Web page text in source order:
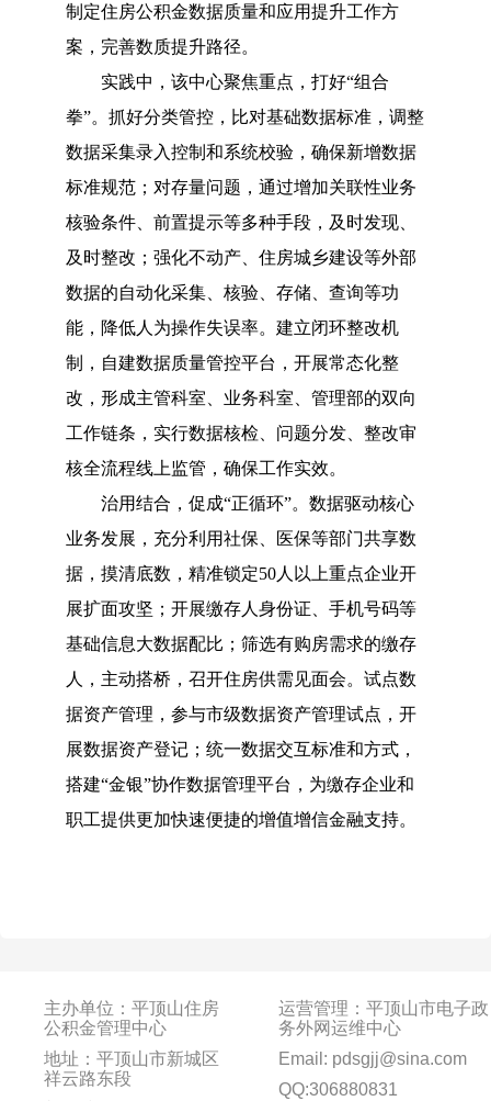
制定住房公积金数据质量和应用提升工作方
案，完善数质提升路径。
实践中，该中心聚焦重点，打好“组合
拳”。抓好分类管控，比对基础数据标准，调整
数据采集录入控制和系统校验，确保新增数据
标准规范；对存量问题，通过增加关联性业务
核验条件、前置提示等多种手段，及时发现、
及时整改；强化不动产、住房城乡建设等外部
数据的自动化采集、核验、存储、查询等功
能，降低人为操作失误率。建立闭环整改机
制，自建数据质量管控平台，开展常态化整
改，形成主管科室、业务科室、管理部的双向
工作链条，实行数据核检、问题分发、整改审
核全流程线上监管，确保工作实效。
治用结合，促成“正循环”。数据驱动核心
业务发展，充分利用社保、医保等部门共享数
据，摸清底数，精准锁定50人以上重点企业开
展扩面攻坚；开展缴存人身份证、手机号码等
基础信息大数据配比；筛选有购房需求的缴存
人，主动搭桥，召开住房供需见面会。试点数
据资产管理，参与市级数据资产管理试点，开
展数据资产登记；统一数据交互标准和方式，
搭建“金银”协作数据管理平台，为缴存企业和
职工提供更加快速便捷的增值增信金融支持。
主办单位：平顶山住房
公积金管理中心
地址：平顶山市新城区
祥云路东段
运营管理：平顶山市电子政
务外网运维中心
Email: pdsgjj@sina.com
QQ:306880831